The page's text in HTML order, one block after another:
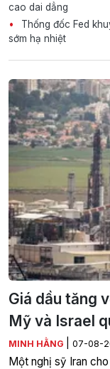
cao dai dẳng
Thống đốc Fed
sớm hạ nhiệt
Giá dầu tăng
Mỹ và Israel
MINH HẰNG 07-08-
Một nghị sỹ Iran